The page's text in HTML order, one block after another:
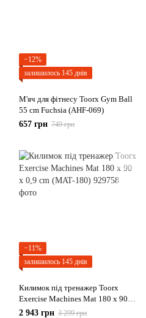
−12%
залишилось 145 днів
М'яч для фітнесу Toorx Gym Ball
55 cm Fuchsia (AHF-069)
657 грн 749 грн
−11%
залишилось 145 днів
Килимок під тренажер Toorx
Exercise Machines Mat 180 x 90 x
0,9 cm (MAT-180)
2 943 грн 3 299 грн